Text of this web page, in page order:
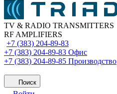
TV & RADIO TRANSMITTERS
RF AMPLIFIERS
+7 (383) 204-89-83
+7 (383) 204-89-83 Офис
+7 (383) 204-89-85 Производство
Поиск